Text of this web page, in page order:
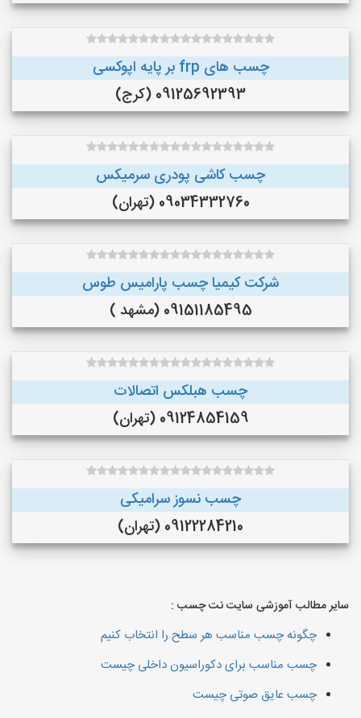
چسب های frp بر پایه اپوکسی
09125692393 (کرج)
چسب کاشی پودری سرمیکس
09034332760 (تهران)
شرکت کیمیا چسب پارامیس طوس
09151185495 (مشهد )
چسب هبلکس اتصالات
09124854159 (تهران)
چسب نسوز سرامیکی
09122284210 (تهران)
سایر مطالب آموزشی سایت نت چسب :
چگونه چسب مناسب هر سطح را انتخاب کنیم
چسب مناسب برای دکوراسیون داخلی چیست
چسب عایق صوتی چیست